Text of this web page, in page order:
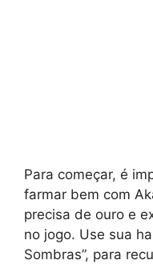
Para começar, é
farmar bem com
precisa de ouro e
no jogo. Use sua
Sombras”, para